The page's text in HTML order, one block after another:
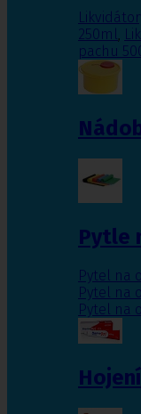
250ml,
pachu
Pytle
Pytel na
Pytel na
Pytel na